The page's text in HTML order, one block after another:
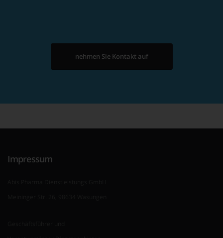
nehmen Sie Kontakt auf
Impressum